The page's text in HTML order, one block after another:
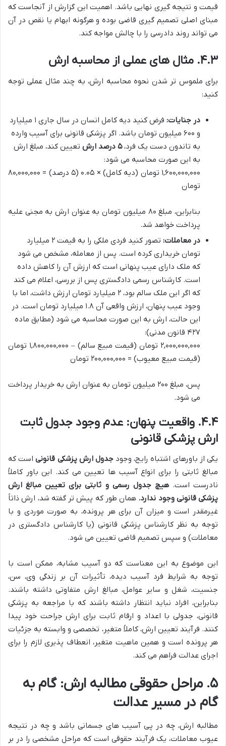
قیمت و نتیجه گیری نهایی باشد. اهمیت این گزارش از آنجاست که
مبنای اصلی تصمیم گیری قاضی بوده و هرگونه ابهام یا نقص در آن
می تواند روند دادرسی را با چالش مواجه کند.
۴.۳. مثال های عملی از محاسبه ارش
برای ملموس تر شدن نحوه محاسبه ارش، به چند مثال عملی توجه
کنید:
در جنایات:
فرض کنید دیه کامل انسان در سال جاری ۱ میلیارد
و ۶۰۰ میلیون تومان باشد. اگر پزشکی قانونی برای آسیب وارده
به تاندون دست یک فرد،۵ درصد ارش
تعیین کند، مبلغ ارش
به این صورت محاسبه می شود:
۱,۶۰۰,۰۰۰,۰۰۰ تومان (دیه کامل) × ۰.۰۵ (۵ درصد) = ۸۰,۰۰۰,۰۰۰
تومان
بنابراین، مبلغ ۸۰ میلیون تومان به عنوان ارش به مجنی علیه
پرداخت خواهد شد.
در معاملات:
تصور کنید فردی ملکی را به قیمت ۲ میلیارد
تومان خریداری کرده است. پس از معامله، مشخص می شود
که ملک دارای عیب پنهانی است که ارزش آن را کاهش داده
است. کارشناس رسمی دادگستری پس از بررسی، اعلام می کند
که اگر این ملک سالم بود، ۲ میلیارد تومان ارزش داشت، اما با
وجود عیب پنهان، ارزش واقعی آن ۱.۸ میلیارد تومان است. در
این حالت، ارش به این صورت محاسبه می شود (مطابق ماده
۴۲۷ قانون مدنی):
۲,۰۰۰,۰۰۰,۰۰۰ تومان (قیمت مبیع سالم) – ۱,۸۰۰,۰۰۰,۰۰۰ تومان
(قیمت مبیع معیوب) = ۲۰۰,۰۰۰,۰۰۰ تومان
پس، مبلغ ۲۰۰ میلیون تومان به عنوان ارش به خریدار پرداخت
می شود.
۴.۴. واقعیت پنهان: عدم وجود جدول ثابت
ارش پزشکی قانونی
یکی از باورهای اشتباه رایج، وجودجدول ارش پزشکی قانونیاست که
مبالغ ثابتی را برای انواع آسیب ها تعیین می کند. این باور کاملاً
نادرست است.هیچ جدول رسمی و ثابتی برای تعیین مبالغ ارش
پزشکی قانونی وجود ندارد. همان طور که پیش تر گفته شد، ارش ذاتاً
غیرمقدر است و میزان آن برای هر پرونده، به صورت موردی و با
توجه به نظر کارشناس پزشکی قانونی (یا کارشناس دادگستری در
معاملات) و سپس تصمیم قاضی تعیین می شود.
این موضوع به این معناست که دو آسیب مشابه، ممکن است با
توجه به شرایط فرد آسیب دیده، تأثیرات آن بر زندگی وی، سن،
جنسیت، شغل و سایر عوامل، مبالغ ارش متفاوتی داشته باشند.
بنابراین، افراد نباید انتظار داشته باشند که با مراجعه به پزشکی
قانونی، جدولی با اعداد و ارقام ثابت برای ارش جراحت خود پیدا
کنند. فرآیند تعیین ارش، کاملاً متغیر، تخصصی و وابسته به جزئیات
هر پرونده است و همین ماهیت متغیر، انعطاف پذیری لازم را برای
اجرای عدالت فراهم می کند.
۵. مراحل حقوقی مطالبه ارش: گام به
گام در مسیر عدالت
مطالبه ارش، چه در پی آسیب های جسمانی باشد و چه در نتیجه
عیوب معاملات، یک فرآیند حقوقی است که مراحل مشخصی را در بر